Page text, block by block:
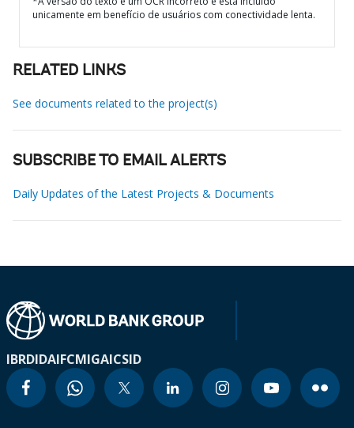
unicamente em benefício de usuários com conectividade lenta.
RELATED LINKS
See documents related to the project(s)
SUBSCRIBE TO EMAIL ALERTS
Daily Updates of the Latest Projects & Documents
IBRDIDAIFCMIGAICSID